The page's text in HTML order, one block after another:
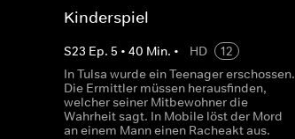
Kinderspiel
S23 Ep. 5 • 40 Min. • HD
12
In Tulsa wurde ein Teenager erschossen.
Die Ermittler müssen herausfinden,
welcher seiner Mitbewohner die
Wahrheit sagt. In Mobile löst der Mord
an einem Mann einen Racheakt aus.